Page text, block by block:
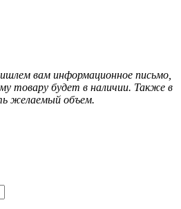
вам информационное письмо,
товару будет в наличии. Также в
желаемый объем.